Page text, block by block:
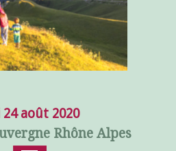
août 2020
Rhône Alpes